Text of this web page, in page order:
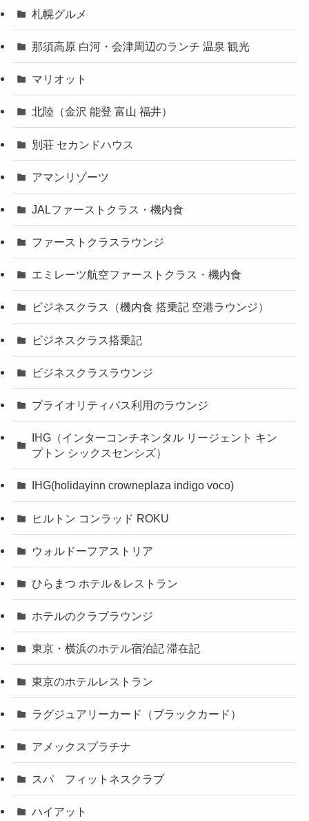
札幌グルメ
那須高原 白河・会津周辺のランチ 温泉 観光
マリオット
北陸（金沢 能登 富山 福井）
別荘 セカンドハウス
アマンリゾーツ
JALファーストクラス・機内食
ファーストクラスラウンジ
エミレーツ航空ファーストクラス・機内食
ビジネスクラス（機内食 搭乗記 空港ラウンジ）
ビジネスクラス搭乗記
ビジネスクラスラウンジ
プライオリティパス利用のラウンジ
IHG（インターコンチネンタル リージェント キン
プトン シックスセンシズ）
IHG(holidayinn crowneplaza indigo voco)
ヒルトン コンラッド ROKU
ウォルドーフアストリア
ひらまつ ホテル＆レストラン
ホテルのクラブラウンジ
東京・横浜のホテル宿泊記 滞在記
東京のホテルレストラン
ラグジュアリーカード（ブラックカード）
アメックスプラチナ
スパ フィットネスクラブ
ハイアット